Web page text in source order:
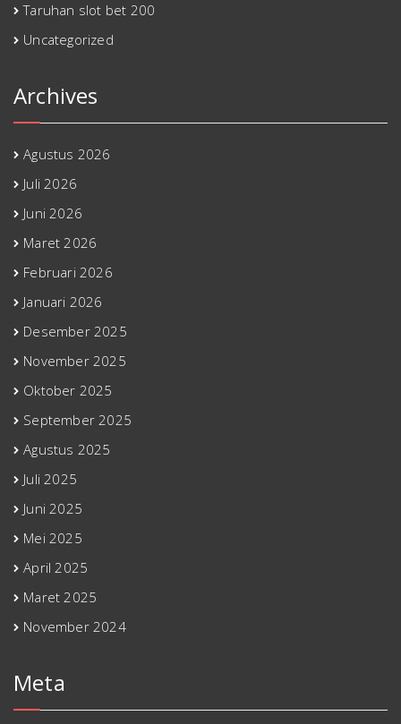
Taruhan slot bet 200
Uncategorized
Archives
Agustus 2026
Juli 2026
Juni 2026
Maret 2026
Februari 2026
Januari 2026
Desember 2025
November 2025
Oktober 2025
September 2025
Agustus 2025
Juli 2025
Juni 2025
Mei 2025
April 2025
Maret 2025
November 2024
Meta